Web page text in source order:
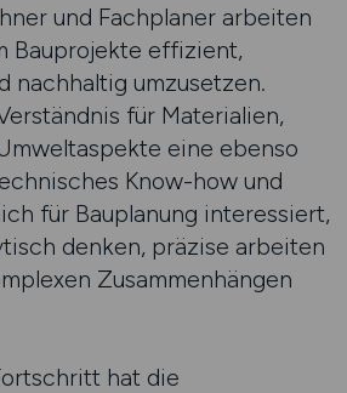
und Fachplaner arbeiten
Bauprojekte effizient,
nachhaltig umzusetzen.
für Materialien,
eine ebenso
Know-how und
für Bauplanung interessiert,
denken, präzise arbeiten
Zusammenhängen
hat die